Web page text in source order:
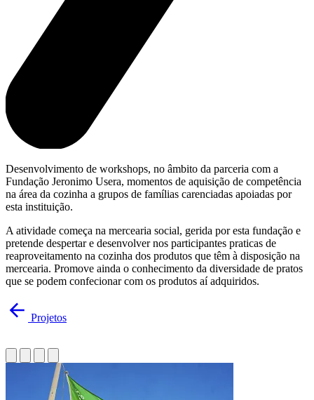
Desenvolvimento de workshops, no âmbito da parceria com a
Fundação Jeronimo Usera, momentos de aquisição de competência
na área da cozinha a grupos de famílias carenciadas apoiadas por
esta instituição.
A atividade começa na mercearia social, gerida por esta fundação e
pretende despertar e desenvolver nos participantes praticas de
reaproveitamento na cozinha dos produtos que têm à disposição na
mercearia. Promove ainda o conhecimento da diversidade de pratos
que se podem confecionar com os produtos aí adquiridos.
Projetos